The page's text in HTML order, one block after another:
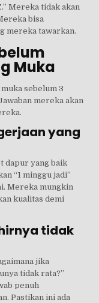
Mereka tidak akan
bisa
mereka tawarkan.
Muka
sebelum 3
mereka akan
yang
dapur yang baik
“1 minggu jadi”
Mereka mungkin
kualitas demi
tidak
jika
tidak rata?”
penuh
Pastikan ini ada